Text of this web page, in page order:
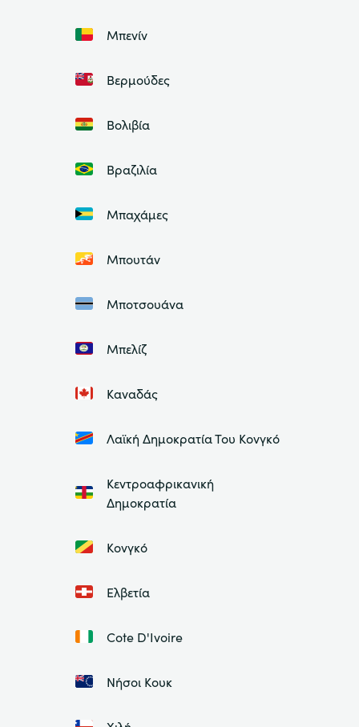
Μπενίν
Βερμούδες
Βολιβία
Βραζιλία
Μπαχάμες
Μπουτάν
Μποτσουάνα
Μπελίζ
Καναδάς
Λαϊκή Δημοκρατία Του Κονγκό
Κεντροαφρικανική
Δημοκρατία
Κονγκό
Ελβετία
Cote D'Ivoire
Νήσοι Κουκ